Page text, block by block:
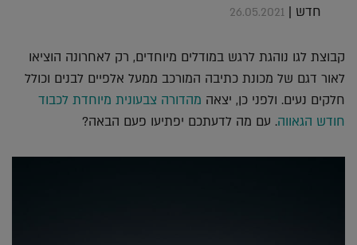
חדש | 26.05.2021
קבוצת לגו נוהגת לרגש במודלים מיוחדים, רק לאחרונה הוציאו
לאור דגם של מכונת כתיבה המורכב ממעל אלפיים לבנים וכולל
חלקים נעים. ולפני כן, יצאה מהדורה צבעונית מיוחדת לכבוד
חודש הגאווה. עם מה לדעתכם יפתיעו פעם הבאה?